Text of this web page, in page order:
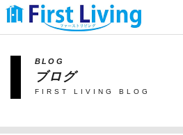
BLOG
ブログ
FIRST LIVING BLOG